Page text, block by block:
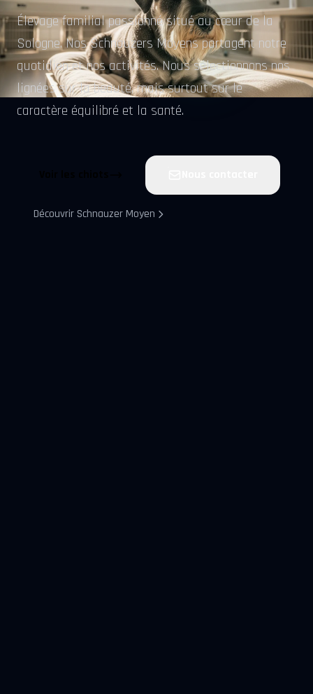
Élevage familial passionné situé au cœur de la
Sologne. Nos Schnauzers Moyens partagent notre
quotidien et nos activités. Nous sélectionnons nos
lignées sur la beauté, mais surtout sur le
caractère équilibré et la santé.
Découvrir Schnauzer Moyen